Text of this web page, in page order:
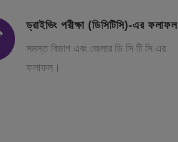
ড্রাইভিং পরীক্ষা (ডিসিটিসি)-এর ফলাফল
সমস্ত বিভাগ এবং জেলার ডি সি টি সি এর
ফলাফল।